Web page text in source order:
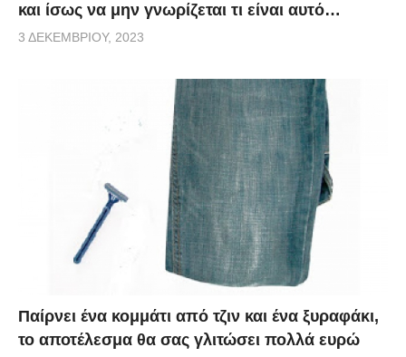
και ίσως να μην γνωρίζεται τι είναι αυτό…
3 ΔΕΚΕΜΒΡΊΟΥ, 2023
Παίρνει ένα κομμάτι από τζιν και ένα ξυραφάκι,
το αποτέλεσμα θα σας γλιτώσει πολλά ευρώ